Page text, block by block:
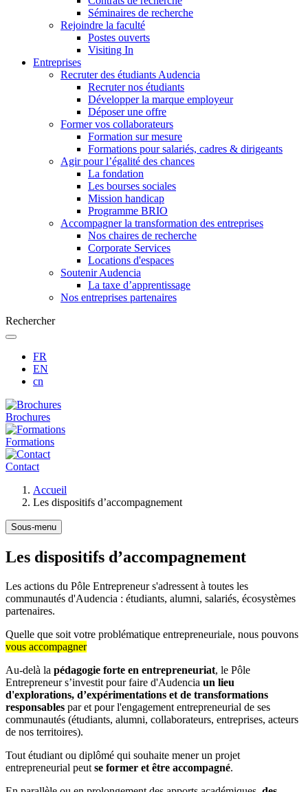
Séminaires de recherche
Rejoindre la faculté
Postes ouverts
Visiting In
Entreprises
Recruter des étudiants Audencia
Recruter nos étudiants
Développer la marque employeur
Déposer une offre
Former vos collaborateurs
Formation sur mesure
Formations pour salariés, cadres & dirigeants
Agir pour l’égalité des chances
La fondation
Les bourses sociales
Mission handicap
Programme BRIO
Accompagner la transformation des entreprises
Nos chaires de recherche
Corporate Services
Locations d'espaces
Soutenir Audencia
La taxe d’apprentissage
Nos entreprises partenaires
Rechercher
FR
EN
cn
Brochures
Formations
Contact
d'Ariane
Accueil
Les dispositifs d’accompagnement
Sous-menu
Les dispositifs d’accompagnement
Les actions du Pôle Entrepreneur s'adressent à toutes les
communautés d'Audencia : étudiants, alumni, salariés, écosystèmes
partenaires.
Quelle que soit votre problématique entrepreneuriale, nous pouvons
vous accompagner
Au-delà la pédagogie forte en entrepreneuriat, le Pôle
Entrepreneur s’investit pour faire d'Audencia un lieu
d'explorations, d’expérimentations et de transformations
responsables par et pour l'engagement entrepreneurial de ses
communautés (étudiants, alumni, collaborateurs, entreprises, acteurs
de nos territoires).
Tout étudiant ou diplômé qui souhaite mener un projet
entrepreneurial peut se former et être accompagné.